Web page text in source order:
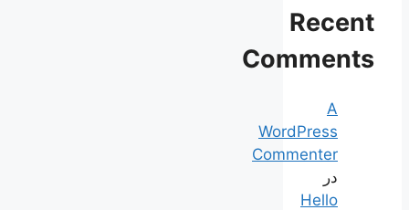
Recent
Comments
A
WordPress
Commenter
در
Hello